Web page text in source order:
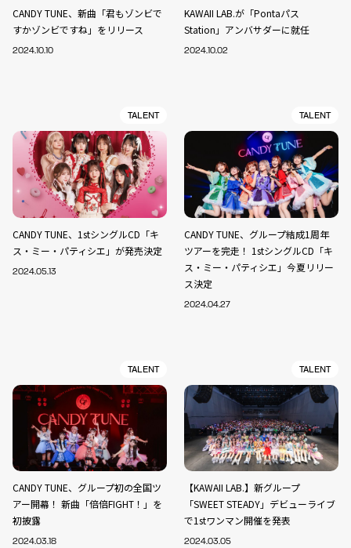
CANDY TUNE、新曲「君もゾンビで
すかゾンビですね」をリリース
2024.10.10
KAWAII LAB.が「Pontaパス
Station」アンバサダーに就任
2024.10.02
TALENT
CANDY TUNE、1stシングルCD「キ
ス・ミー・パティシエ」が発売決定
2024.05.13
TALENT
CANDY TUNE、グループ結成1周年
ツアーを完走！ 1stシングルCD「キ
ス・ミー・パティシエ」今夏リリー
ス決定
2024.04.27
TALENT
CANDY TUNE、グループ初の全国ツ
アー開幕！ 新曲「倍倍FIGHT！」を
初披露
2024.03.18
TALENT
【KAWAII LAB.】新グループ
「SWEET STEADY」デビューライブ
で1stワンマン開催を発表
2024.03.05